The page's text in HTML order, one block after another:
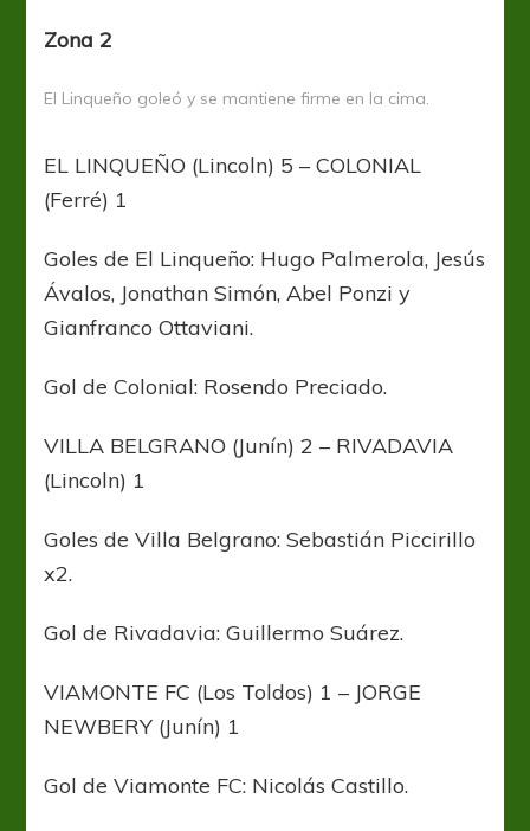
Zona 2
El Linqueño goleó y se mantiene firme en la cima.
EL LINQUEÑO (Lincoln) 5 – COLONIAL
(Ferré) 1
Goles de El Linqueño: Hugo Palmerola, Jesús
Ávalos, Jonathan Simón, Abel Ponzi y
Gianfranco Ottaviani.
Gol de Colonial: Rosendo Preciado.
VILLA BELGRANO (Junín) 2 – RIVADAVIA
(Lincoln) 1
Goles de Villa Belgrano: Sebastián Piccirillo
x2.
Gol de Rivadavia: Guillermo Suárez.
VIAMONTE FC (Los Toldos) 1 – JORGE
NEWBERY (Junín) 1
Gol de Viamonte FC: Nicolás Castillo.